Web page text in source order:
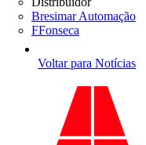
Bresimar Automação
FFonseca
Voltar para Notícias